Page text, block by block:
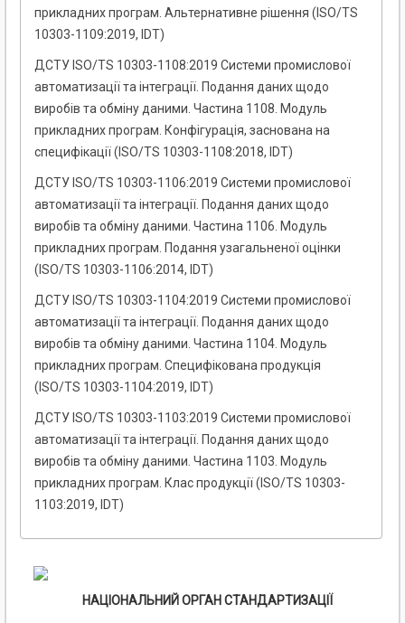
прикладних програм. Альтернативне рішення (ISO/TS
10303-1109:2019, IDT)
ДСТУ ISO/TS 10303-1108:2019 Системи промислової
автоматизації та інтеграції. Подання даних щодо
виробів та обміну даними. Частина 1108. Модуль
прикладних програм. Конфігурація, заснована на
специфікації (ISO/TS 10303-1108:2018, IDT)
ДСТУ ISO/TS 10303-1106:2019 Системи промислової
автоматизації та інтеграції. Подання даних щодо
виробів та обміну даними. Частина 1106. Модуль
прикладних програм. Подання узагальненої оцінки
(ISO/TS 10303-1106:2014, IDT)
ДСТУ ISO/TS 10303-1104:2019 Системи промислової
автоматизації та інтеграції. Подання даних щодо
виробів та обміну даними. Частина 1104. Модуль
прикладних програм. Специфікована продукція
(ISO/TS 10303-1104:2019, IDT)
ДСТУ ISO/TS 10303-1103:2019 Системи промислової
автоматизації та інтеграції. Подання даних щодо
виробів та обміну даними. Частина 1103. Модуль
прикладних програм. Клас продукції (ISO/TS 10303-
1103:2019, IDT)
НАЦІОНАЛЬНИЙ ОРГАН СТАНДАРТИЗАЦІЇ